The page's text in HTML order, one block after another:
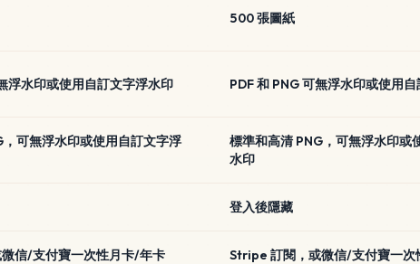
500 張圖紙
浮水印或使用自訂文字浮水印 PDF 和 PNG 可無浮水印或使用
可無浮水印或使用自訂文字浮
標準和高清 PNG，可無浮水印或
水印
登入後隱藏
信/支付寶一次性月卡/年卡 Stripe 訂閱，或微信/支付寶一次